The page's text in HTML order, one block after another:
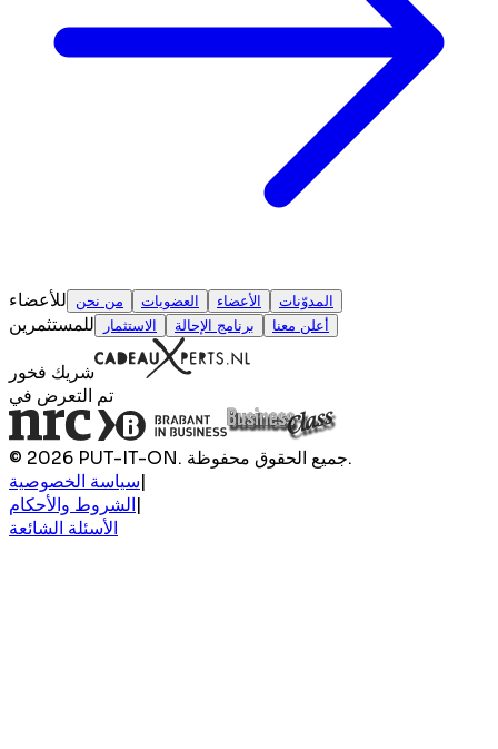
للأعضاء من نحن العضويات الأعضاء المدوّنات
للمستثمرين الاستثمار برنامج الإحالة أعلن معنا
شريك فخور
تم التعرض في
© 2026 PUT-IT-ON. جميع الحقوق محفوظة.
سياسة الخصوصية|
الشروط والأحكام|
الأسئلة الشائعة